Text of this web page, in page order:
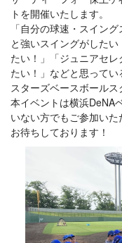
トを開催いたします。
「自分の球速・スイン
と強いスイングがした
たい！」「ジュニアセ
たい！」などと思って
スターズベースボールス
本イベントは横浜DeNA
いない方でもご参加い
お待ちしております！